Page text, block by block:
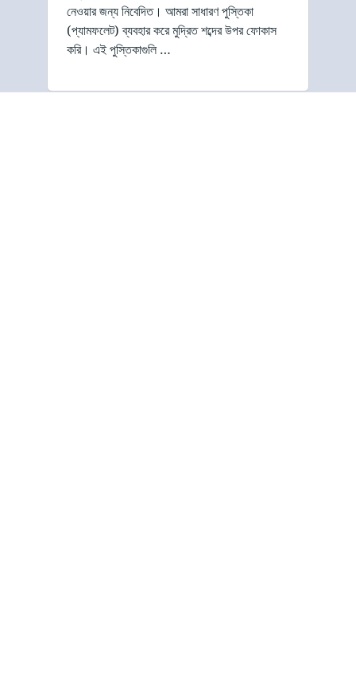
নেওয়ার জন্য নিবেদিত। আমরা সাধারণ পুস্তিকা
(প্যামফলেট) ব্যবহার করে মুদ্রিত শব্দের উপর ফোকাস
করি। এই পুস্তিকাগুলি …